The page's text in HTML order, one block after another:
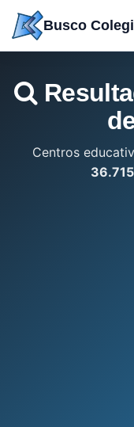
contenido
Busco
Centros